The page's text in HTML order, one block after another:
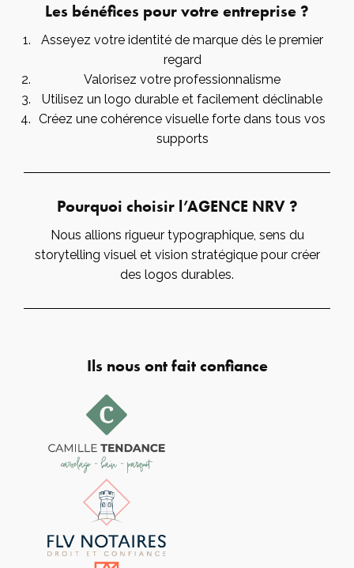
Les bénéfices pour votre entreprise ?
Asseyez votre identité de marque dès le premier
regard
Valorisez votre professionnalisme
Utilisez un logo durable et facilement déclinable
Créez une cohérence visuelle forte dans tous vos
supports
Pourquoi choisir l’AGENCE NRV ?
Nous allions rigueur typographique, sens du
storytelling visuel et vision stratégique pour créer
des logos durables.
Ils nous ont fait confiance